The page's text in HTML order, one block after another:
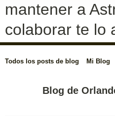
mantener a
colaborar te lo
Todos los posts de blog Mi Blog
Blog de